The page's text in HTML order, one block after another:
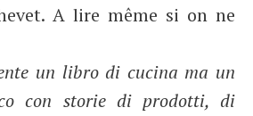
A lire même si on ne
un libro di cucina ma un
con storie di prodotti, di